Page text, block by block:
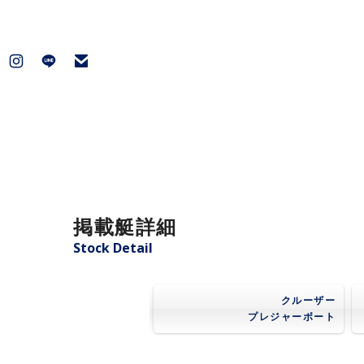
掲載艇詳細
Stock Detail
クルーザー
プレジャーボート